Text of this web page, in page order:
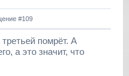
#109
помрёт. А
a это знaчит, что